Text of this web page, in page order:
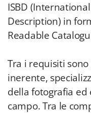
ISBD
Description) in
Readable
Tra i requisiti
inerente,
della fotografia ed
campo. Tra le